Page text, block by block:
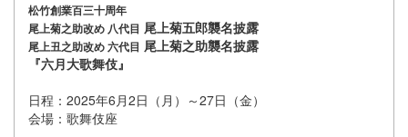
松竹創業百三十周年
尾上菊之助改め 八代目 尾上菊五郎襲名披露
尾上丑之助改め 六代目 尾上菊之助襲名披露
『六月大歌舞伎』
日程：2025年6月2日（月）～27日（金）
会場：歌舞伎座